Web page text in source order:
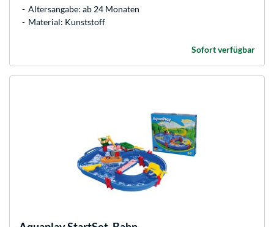
Altersangabe: ab 24 Monaten
Material: Kunststoff
Sofort verfügbar